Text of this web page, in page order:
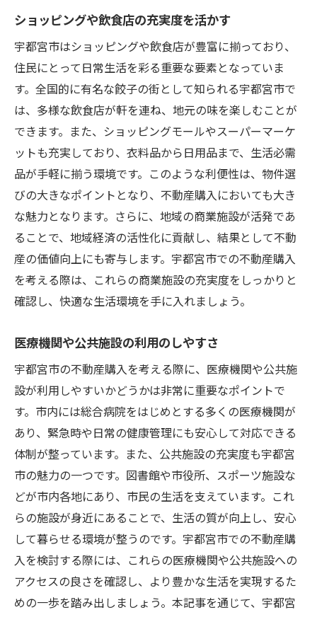
住まいの価値を維持するための工夫
宇都宮市の地域特性を最大限に活かした不動産
購入の方法
地域特性を活かした最適な購入時期
地元企業との連携を活かした購入方法
地域を知るための住民ネットワーク活用
将来の発展性を見越した選択肢
環境に配慮したエコな住まいの選び方
地域の文化を活かしたライフスタイル
ショッピングや飲食店の充実度を活かす
宇都宮市はショッピングや飲食店が豊富に揃っており、
住民にとって日常生活を彩る重要な要素となっていま
す。全国的に有名な餃子の街として知られる宇都宮市で
は、多様な飲食店が軒を連ね、地元の味を楽しむことが
できます。また、ショッピングモールやスーパーマーケ
ットも充実しており、衣料品から日用品まで、生活必需
品が手軽に揃う環境です。このような利便性は、物件選
びの大きなポイントとなり、不動産購入においても大き
な魅力となります。さらに、地域の商業施設が活発であ
ることで、地域経済の活性化に貢献し、結果として不動
産の価値向上にも寄与します。宇都宮市での不動産購入
を考える際は、これらの商業施設の充実度をしっかりと
確認し、快適な生活環境を手に入れましょう。
医療機関や公共施設の利用のしやすさ
宇都宮市の不動産購入を考える際に、医療機関や公共施
設が利用しやすいかどうかは非常に重要なポイントで
す。市内には総合病院をはじめとする多くの医療機関が
あり、緊急時や日常の健康管理にも安心して対応できる
体制が整っています。また、公共施設の充実度も宇都宮
市の魅力の一つです。図書館や市役所、スポーツ施設な
どが市内各地にあり、市民の生活を支えています。これ
らの施設が身近にあることで、生活の質が向上し、安心
して暮らせる環境が整うのです。宇都宮市での不動産購
入を検討する際には、これらの医療機関や公共施設への
アクセスの良さを確認し、より豊かな生活を実現するた
めの一歩を踏み出しましょう。本記事を通じて、宇都宮